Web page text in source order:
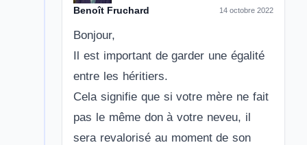
Benoît Fruchard 14 octobre 2022
Bonjour,
Il est important de garder une égalité
entre les héritiers.
Cela signifie que si votre mère ne fait
pas le même don à votre neveu, il
sera revalorisé au moment de son